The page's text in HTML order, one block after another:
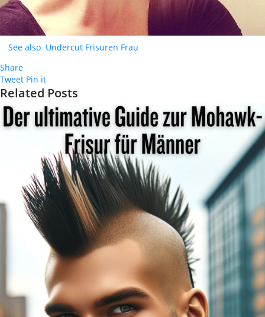
See also Undercut Frisuren Frau
Share
Tweet Pin it
Related Posts